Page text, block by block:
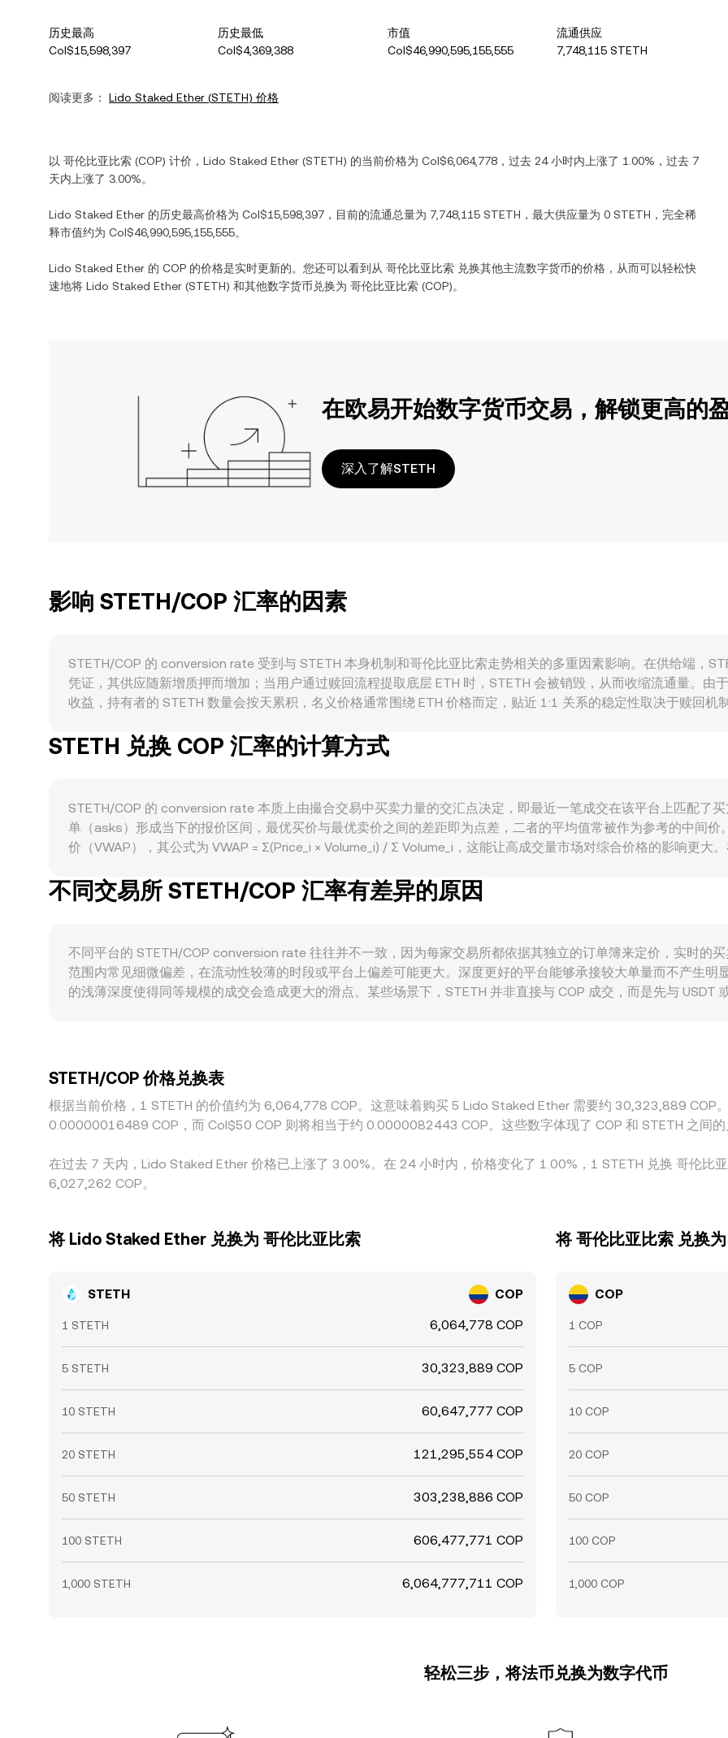
历史最高
Col$15,598,397
历史最低
Col$4,369,388
市值
Col$46,990,595,155,555
流通供应
7,748,115 STETH
阅读更多： Lido Staked Ether (STETH) 价格
以 哥伦比亚比索 (COP) 计价， Lido Staked Ether (STETH) 的当前价格为 Col$6,064,778 ，过去 24 小时内 上涨了 1.00% ，过去 7
天内 上涨了 3.00%。
Lido Staked Ether 的历史最高价格为 Col$15,598,397 ，目前的流通总量为 7,748,115 STETH ，最大供应量为 0 STETH ，完全稀
释市值约为 Col$46,990,595,155,555。
Lido Staked Ether 的 COP 的价格是实时更新的。您还可以看到从 哥伦比亚比索 兑换其他主流数字货币的价格，从而可以轻松快
速地将 Lido Staked Ether (STETH) 和其他数字货币兑换为 哥伦比亚比索 (COP)。
在欧易开始数字货币交易，解锁更高的
深入了解STETH
影响 STETH/COP 汇率的因素
STETH/COP 的 conversion rate 受到与 STETH 本身机制和哥伦比亚比索走势相关的多重因素影响。在供给端，
凭证，其供应随新增质押而增加；当用户通过赎回流程提取底层 ETH 时，STETH 会被销毁，从而收缩流通量。由
收益，持有者的 STETH 数量会按天累积，名义价格通常围绕 ETH 价格而定，贴近 1:1 关系的稳定性取决于赎回
供需平衡。在需求端，STETH 作为可赚取链上质押收益的以太坊敞口，被广泛用作 DeFi 抵押物、流动性提供和杠
性深度、LSDfi 创新以及 L2 活跃度，都会增强其作为“收益型 ETH”的使用场景并影响买卖力量。宏观层面上，
STETH/COP conversion rate，反之亦然。监管事件同样重要：针对质押服务的合规要求、交易平台对质押相关代
展，均可能改变市场对 STETH 的可获得性和信心。技术层面，永续合约的资金费率、ETH 期权到期所引发的仓位
心化平台上的调仓，都会带来短期价差波动，从而反映到 STETH/COP conversion rate 上。
STETH 兑换 COP 汇率的计算方式
STETH/COP 的 conversion rate 本质上由撮合交易中买卖力量的交汇点决定，即最近一笔成交在该平台上匹配了
单（asks）形成当下的报价区间，最优买价与最优卖价之间的差距即为点差，二者的平均值常被作为参考的中间
价（VWAP），其公式为 VWAP = Σ(Price_i × Volume_i) / Σ Volume_i，这能让高成交量市场对综合价格的影响更大
简单换算时，可用 COP Value = STETH Amount × rate，以及 STETH Amount = COP Value / rate，其中 rate 即
心化交易场景，STETH 在 Curve 等 AMM 池子中以恒定乘积模型运作（x × y = k），当池中 STETH 与另一资产（
不同交易所 STETH/COP 汇率有差异的原因
不同平台的 STETH/COP conversion rate 往往并不一致，因为每家交易所都依据其独立的订单簿来定价，实时的
范围内常见细微偏差，在流动性较薄的时段或平台上偏差可能更大。深度更好的平台能够承接较大单量而不产生明
的浅薄深度使得同等规模的成交会造成更大的滑点。某些场景下，STETH 并非直接与 COP 成交，而是先与 USDT
STETH/COP 价格兑换表
根据当前价格，1 STETH 的价值约为 6,064,778 COP。这意味着购买 5 Lido Staked Ether 需要约 30,323,889 COP
0.00000016489 COP，而 Col$50 COP 则将相当于约 0.0000082443 COP。这些数字体现了 COP 和 STETH 之间
在过去 7 天内，Lido Staked Ether 价格已上涨了 3.00%。在 24 小时内，价格变化了 1.00%，1 STETH 兑换 哥伦比
6,027,262 COP。
将 Lido Staked Ether 兑换为 哥伦比亚比索
STETH COP
1 STETH 6,064,778 COP
5 STETH 30,323,889 COP
10 STETH 60,647,777 COP
20 STETH 121,295,554 COP
50 STETH 303,238,886 COP
100 STETH 606,477,771 COP
1,000 STETH 6,064,777,711 COP
将 哥伦比亚比索 兑换
COP
1 COP
5 COP
10 COP
20 COP
50 COP
100 COP
1,000 COP
轻松三步，将法币兑换为数字代币